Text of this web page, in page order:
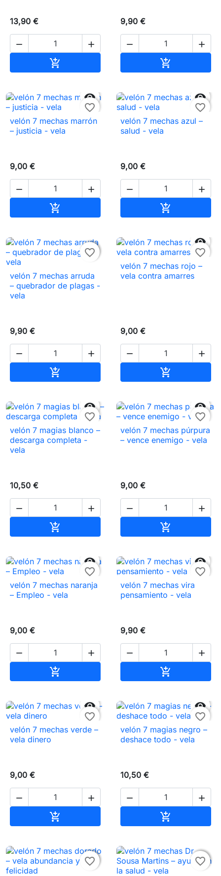
13,90 €
 

9,90 €
 


favorite_border
velón 7 mechas marrón
– justicia - vela
9,00 €
 


favorite_border
velón 7 mechas azul –
salud - vela
9,00 €
 


favorite_border
velón 7 mechas arruda
– quebrador de plagas -
vela
9,90 €
 


favorite_border
velón 7 mechas rojo –
vela contra amarres
9,00 €
 


favorite_border
velón 7 magias blanco –
descarga completa -
vela
10,50 €
 


favorite_border
velón 7 mechas púrpura
– vence enemigo - vela
9,00 €
 


favorite_border
velón 7 mechas naranja
– Empleo - vela
9,00 €
 


favorite_border
velón 7 mechas vira
pensamiento - vela
9,90 €
 


favorite_border
velón 7 mechas verde –
vela dinero
9,00 €
 


favorite_border
velón 7 magias negro –
deshace todo - vela
10,50 €
 


favorite_border 
favorite_border